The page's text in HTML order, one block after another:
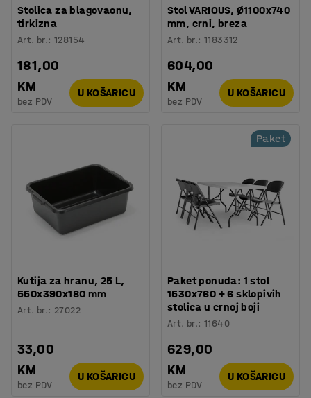
Stolica za blagovaonu,
tirkizna
Art. br.:128154
181,00
KM
bez PDV
U KOŠARICU
Stol VARIOUS, Ø1100x740
mm, crni, breza
Art. br.:1183312
604,00
KM
bez PDV
U KOŠARICU
Kutija za hranu, 25 L,
550x390x180 mm
Art. br.: 27022
33,00
KM
bez PDV
U KOŠARICU
Paket
Paket ponuda: 1 stol
1530x760 + 6 sklopivih
stolica u crnoj boji
Art. br.:11640
629,00
KM
bez PDV
U KOŠARICU